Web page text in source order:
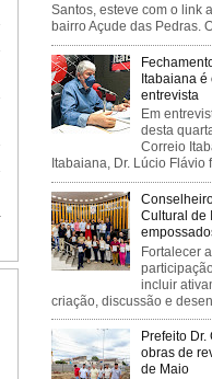
Santos, esteve com o link
bairro Açude das Pedras.
Itabaiana
entrevista
Em
desta
Correio
Itabaiana, Dr. Lúcio Flávio
Cultural de
Fortalecer
incluir
criação, discussão e
Prefeito
obras de
de Maio